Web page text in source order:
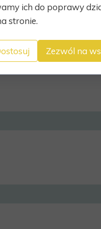
ich do poprawy
stronie.
Zezwól na